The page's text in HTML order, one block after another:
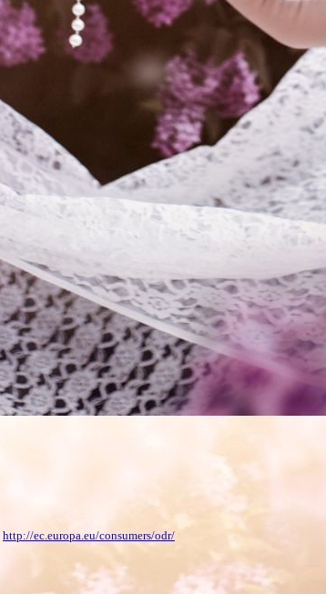
http://ec.europa.eu/consumers/odr/